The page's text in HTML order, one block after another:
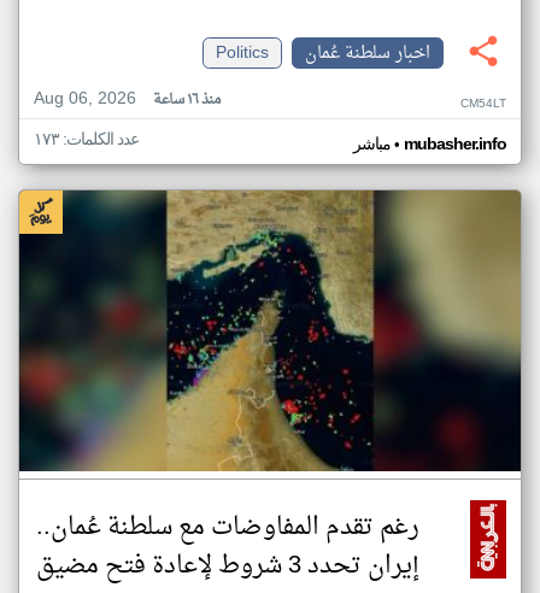
اخبار سلطنة عُمان
Politics
Aug 06, 2026
منذ ١٦ ساعة CM54LT
مباشر• mubasher.info عدد الكلمات: ١٧٣
رغم تقدم المفاوضات مع سلطنة عُمان..
إيران تحدد 3 شروط لإعادة فتح مضيق